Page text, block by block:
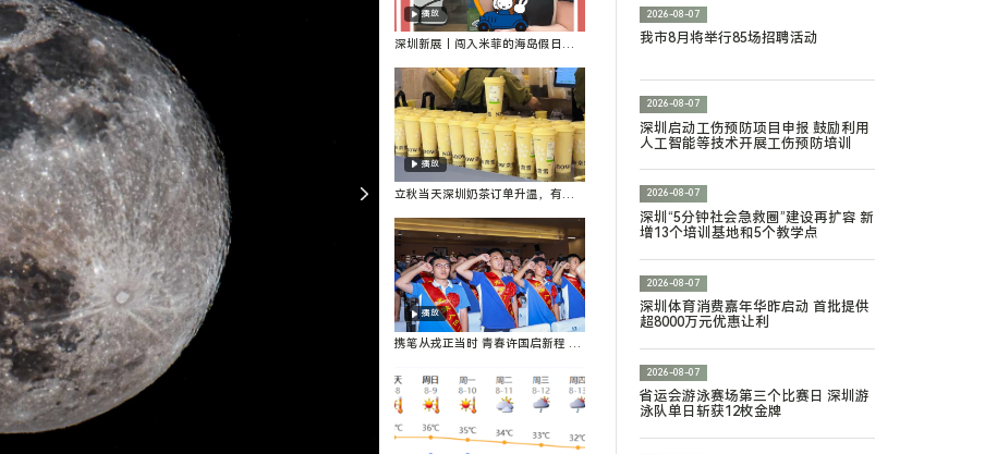
播放
深圳新展｜闯入米菲的海岛假日，
播放
立秋当天深圳奶茶订单升温，有门
播放
携笔从戎正当时 青春许国启新程 深
（学）欢送仪式
2026-08-07
我市8月将举行85场招聘活动
2026-08-07
深圳启动工伤预防项目申报 鼓励利用
人工智能等技术开展工伤预防培训
2026-08-07
深圳“5分钟社会急救圈”建设再扩容 新
增13个培训基地和5个教学点
2026-08-07
深圳体育消费嘉年华昨启动 首批提供
超8000万元优惠让利
2026-08-07
省运会游泳赛场第三个比赛日 深圳游
泳队单日斩获12枚金牌